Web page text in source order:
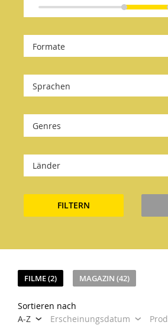
Formate
Sprachen
Genres
Länder
FILTERN
FILME (2) MAGAZIN (42)
Sortieren nach
A-Z
Erscheinungsdatum